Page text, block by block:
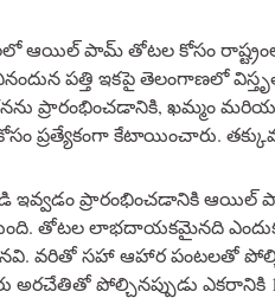
ఆయిల్ పామ్ తోటల కోసం
పత్తి ఇకపై తెలంగాణలో
ప్రారంభించడానికి, ఖమ్మం
ప్రత్యేకంగా కేటాయించారు.
ఇవ్వడం ప్రారంభించడానికి ఆయిల్
తోటల లాభదాయకమైనది
వరితో సహా ఆహార పంటలతో
అరచేతితో పోల్చినప్పుడు